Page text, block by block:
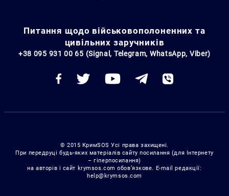
Питання щодо військовополоненних та
цивільних заручників
+38 095 931 00 65 (Signal, Telegram, WhatsApp, Viber)
© 2015 КримSOS Усі права захищені.
При передруці будь-яких матеріалів сайту посилання (для Інтернету
– гіперпосилання)
на авторів і сайт krymsos.com обов’язкове. E-mail редакції:
help@krymsos.com